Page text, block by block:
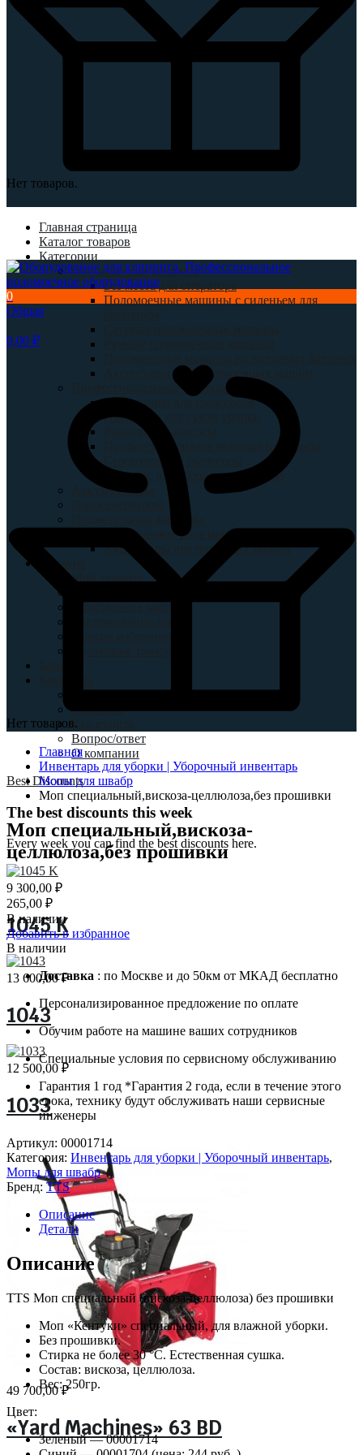
Нет товаров.
Главная страница
Каталог товаров
Категории
Поломоечные машины
Без места для оператора
Поломоечные машины с сиденьем для
Аксессуары для поломоечных машин
Профессиональные пылесосы
Аксессуары для пылесосов
Пылесосы для сухой уборки
Ранцевые пылесосы
Профессиональные моющие пылесосы
Строительные пылесосы
Пылесос для сбора воды и грязи
Аккумуляторы
Подметальные машины
Роторные поломоечные машины
Аксессуары для роторных машин
Аккаунт
Мой аккаунт
Оформление заказа
Доставка
Гарантия
Как купить
Вопрос/ответ
О компании
Best Discounts
The best discounts this week
Every week you can find the best discounts here.
9 300,00 ₽
1045 K
13 600,00₽
1043
12 500,00 ₽
1033
49 700,00₽
«Yard Machines» 63 BD
0
Общая
0,00 ₽
Нет товаров.
Главная
Инвентарь для уборки | Уборочный инвентарь
Мопы для швабр
Моп специальный,вискоза-целлюлоза,без прошивки
Моп специальный,вискоза-
целлюлоза,без прошивки
265,00 ₽
В наличии
Добавить в избранное
В наличии
Доставка : по Москве и до 50км от МКАД бесплатно
Персонализированное предложение по оплате
Обучим работе на машине ваших сотрудников
Специальные условия по сервисному обслуживанию
Гарантия 1 год *Гарантия 2 года, если в течение этого
срока, технику будут обслуживать наши сервисные
инженеры
Артикул: 00001714
Категория: Инвентарь для уборки | Уборочный инвентарь,
Мопы для швабр
Бренд: TTS
Описание
Детали
Описание
TTS Моп специальный (вискоза-целлюлоза) без прошивки
Моп «Кентуки» специальный, для влажной уборки.
Без прошивки.
Стирка не более 30 °C. Естественная сушка.
Состав: вискоза, целлюлоза.
Вес: 250гр.
Цвет:
Зеленый — 00001714